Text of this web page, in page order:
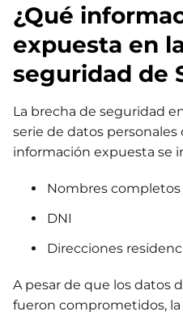
¿Qué
expuesta en
seguridad de
La brecha de seguridad
serie de datos personales
información expuesta se
Nombres completos
DNI
Direcciones
A pesar de que los datos
fueron comprometidos,